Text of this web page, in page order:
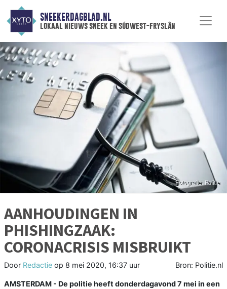
SNEEKERDAGBLAD.NL
lokaal nieuws sneek en súdwest-fryslân
AANHOUDINGEN IN
PHISHINGZAAK:
CORONACRISIS MISBRUIKT
Door Redactie op 8 mei 2020, 16:37 uur Bron: Politie.nl
AMSTERDAM - De politie heeft donderdagavond 7 mei in een